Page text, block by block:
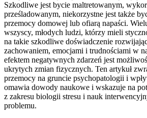
Szkodliwe jest bycie maltretowanym,
prześladowanym, niekorzystne jest także
przemocy domowej lub ofiarą napaści.
wszyscy, młodych ludzi, którzy mieli
na takie szkodliwe doświadczenie
zachowaniem, emocjami i trudnościami w
efektem negatywnych zdarzeń jest
ukrytych zmian fizycznych. Ten artykuł
przemocy na gruncie psychopatologii i
omawia dowody naukowe i wskazuje na
z zakresu biologii stresu i nauk
problemu.